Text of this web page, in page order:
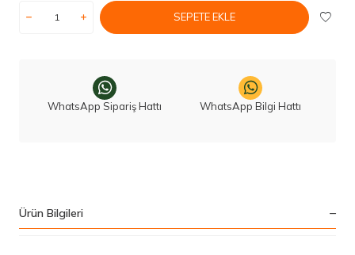
SEPETE EKLE
WhatsApp Sipariş Hattı WhatsApp Bilgi Hattı
Ürün Bilgileri